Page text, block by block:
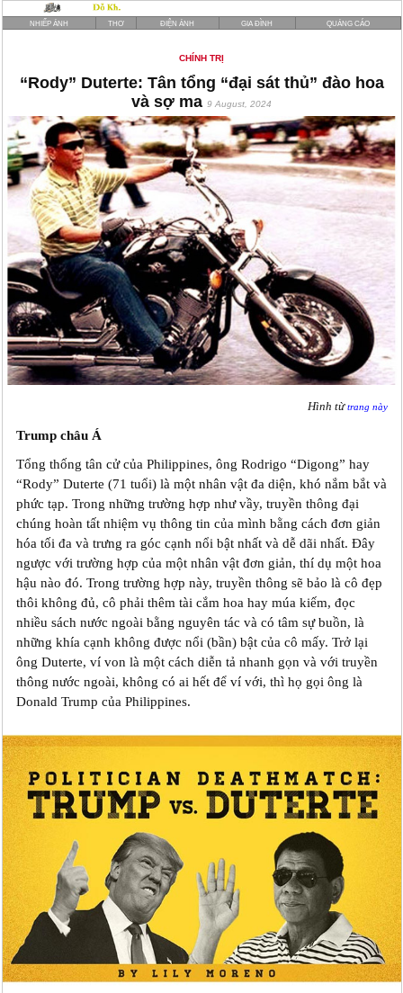
NHIẾP ẢNH THƠ ĐIỆN ẢNH GIA ĐÌNH QUẢNG CÁO
CHÍNH TRỊ
“Rody” Duterte: Tân tổng “đại sát thủ” đào hoa
và sợ ma 9 August, 2024
Hình từtrang này
Trump châu Á
Tổng thống tân cử của Philippines, ông Rodrigo “Digong” hay
“Rody” Duterte (71 tuổi) là một nhân vật đa diện, khó nắm bắt và
phức tạp. Trong những trường hợp như vầy, truyền thông đại
chúng hoàn tất nhiệm vụ thông tin của mình bằng cách đơn giản
hóa tối đa và trưng ra góc cạnh nổi bật nhất và dễ dãi nhất. Đây
ngược với trường hợp của một nhân vật đơn giản, thí dụ một hoa
hậu nào đó. Trong trường hợp này, truyền thông sẽ bảo là cô đẹp
thôi không đủ, cô phải thêm tài cắm hoa hay múa kiếm, đọc
nhiều sách nước ngoài bằng nguyên tác và có tâm sự buồn, là
những khía cạnh không được nổi (bần) bật của cô mấy. Trở lại
ông Duterte, ví von là một cách diễn tả nhanh gọn và với truyền
thông nước ngoài, không có ai hết để ví với, thì họ gọi ông là
Donald Trump của Philippines.